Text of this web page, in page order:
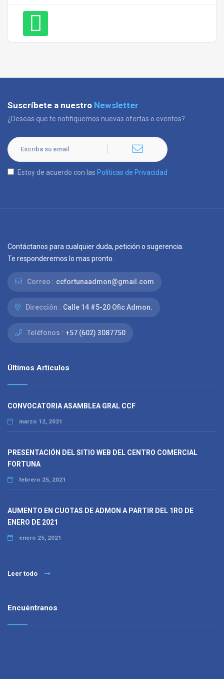
Suscríbete a nuestro Newsletter
¿Deseas que te notifiquemos nuevas ofertas o eventos?
Estoy de acuerdo con las Políticas de Privacidad
Contáctanos para cualquier duda, petición o sugerencia.
Te responderemos lo mas pronto.
Correo : ccfortunaadmon@gmail.com
Dirección : Calle 14 #5-20 Ofic Admon.
Teléfonos : +57 (602) 3087750
Últimos Artículos
CONVOCATORIA ASAMBLEA GRAL CCF
marzo 12, 2021
PRESENTACIÓN DEL SITIO WEB DEL CENTRO COMERCIAL
FORTUNA
febrero 25, 2021
AUMENTO EN CUOTAS DE ADMON A PARTIR DEL 1RO DE
ENERO DE 2021
enero 25, 2021
Leer todo
Encuéntranos